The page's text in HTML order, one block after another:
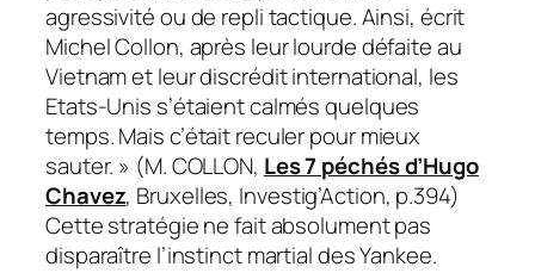
agressivité ou de repli tactique. Ainsi, écrit
Michel Collon, après leur lourde défaite au
Vietnam et leur discrédit international, les
Etats-Unis s’étaient calmés quelques
temps. Mais c’était reculer pour mieux
sauter. » (M. COLLON, Les 7 péchés d’Hugo
Chavez, Bruxelles, Investig’Action, p.394)
Cette stratégie ne fait absolument pas
disparaître l’instinct martial des Yankee.